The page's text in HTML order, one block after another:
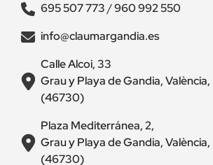
695 507 773/960 992 550
info@claumargandia.es
Calle Alcoi, 33
Grau y Playa de Gandia, València,
(46730)
Plaza Mediterránea, 2,
Grau y Playa de Gandia, València,
(46730)